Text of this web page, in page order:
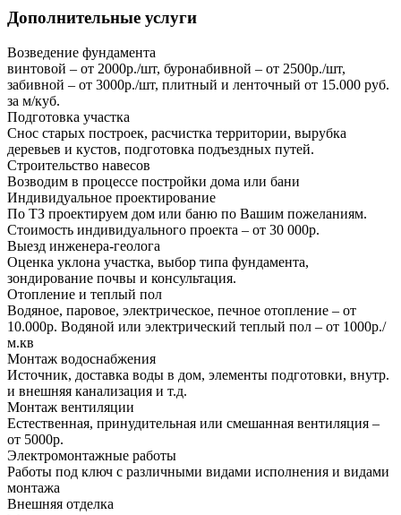
Дополнительные услуги
Возведение фундамента
винтовой – от 2000р./шт, буронабивной – от 2500р./шт,
забивной – от 3000р./шт, плитный и ленточный от 15.000 руб.
за м/куб.
Подготовка участка
Снос старых построек, расчистка территории, вырубка
деревьев и кустов, подготовка подъездных путей.
Строительство навесов
Возводим в процессе постройки дома или бани
Индивидуальное проектирование
По ТЗ проектируем дом или баню по Вашим пожеланиям.
Стоимость индивидуального проекта – от 30 000р.
Выезд инженера-геолога
Оценка уклона участка, выбор типа фундамента,
зондирование почвы и консультация.
Отопление и теплый пол
Водяное, паровое, электрическое, печное отопление – от
10.000р. Водяной или электрический теплый пол – от 1000р./
м.кв
Монтаж водоснабжения
Источник, доставка воды в дом, элементы подготовки, внутр.
и внешняя канализация и т.д.
Монтаж вентиляции
Естественная, принудительная или смешанная вентиляция –
от 5000р.
Электромонтажные работы
Работы под ключ с различными видами исполнения и видами
монтажа
Внешняя отделка